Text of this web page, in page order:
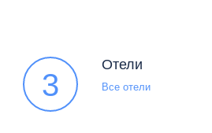
3
Отели
Все отели